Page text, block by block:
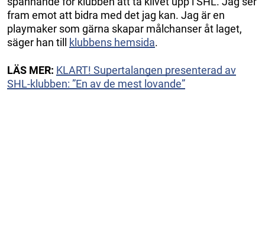
fram emot att bidra med det jag kan. Jag är en
playmaker som gärna skapar målchanser åt laget,
säger han till klubbens hemsida.
LÄS MER: KLART! Supertalangen presenterad av
SHL-klubben: ”En av de mest lovande”